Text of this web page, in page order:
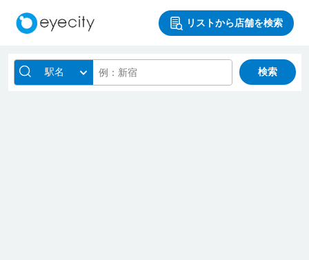
リストから店舗を検索
駅名 検索